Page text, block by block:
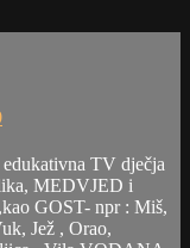
TV dječja
MEDVJED i
GOST- npr : Miš,
Jež , Orao,